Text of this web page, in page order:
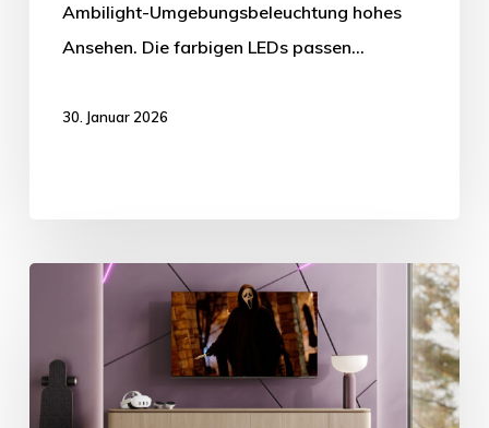
Ambilight-Umgebungsbeleuchtung hohes
Ansehen. Die farbigen LEDs passen…
30. Januar 2026